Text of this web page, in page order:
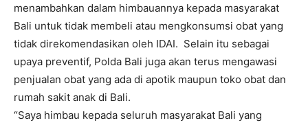
menambahkan dalam himbauannya kepada masyarakat
Bali untuk tidak membeli atau mengkonsumsi obat yang
tidak direkomendasikan oleh IDAI. Selain itu sebagai
upaya preventif, Polda Bali juga akan terus mengawasi
penjualan obat yang ada di apotik maupun toko obat dan
rumah sakit anak di Bali.
“Saya himbau kepada seluruh masyarakat Bali yang